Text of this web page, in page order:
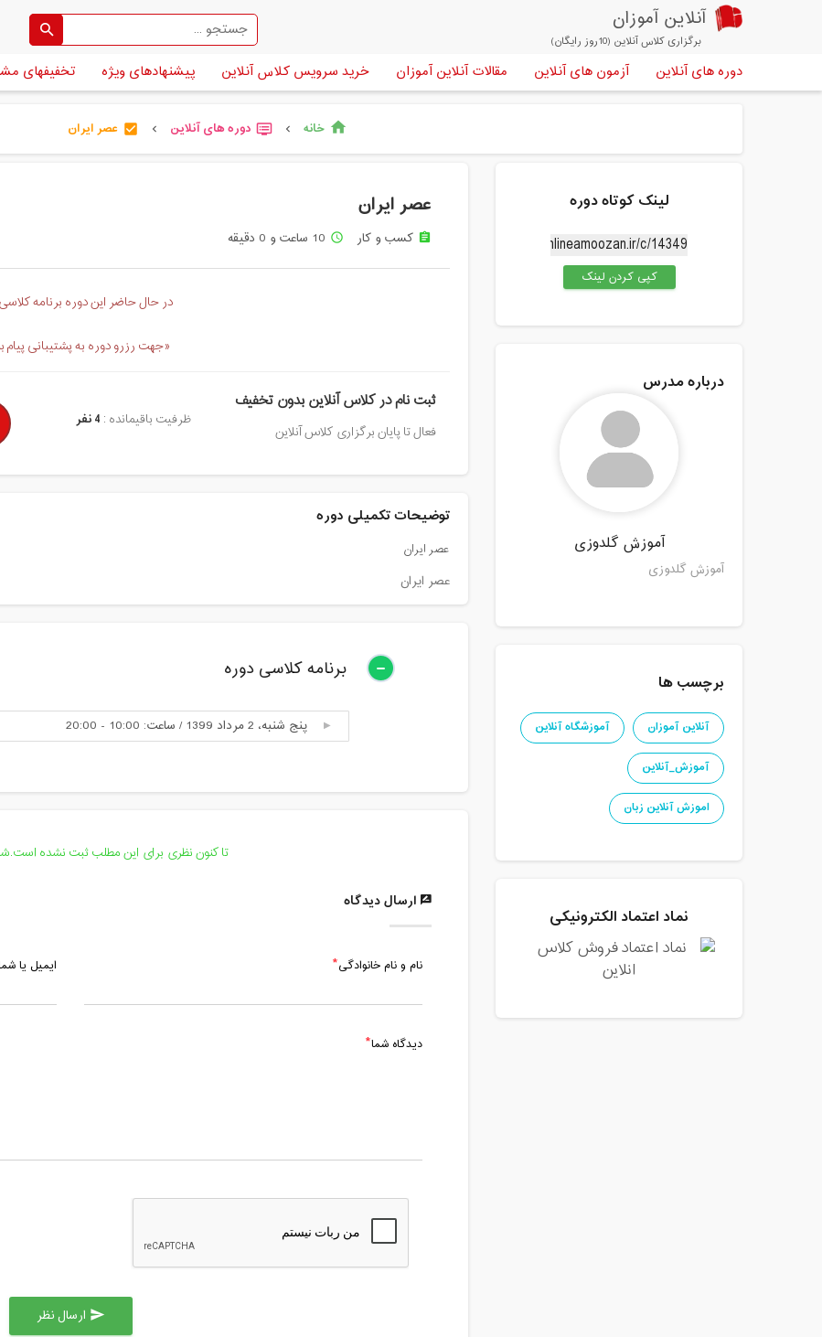
آنلاین آموزان
برگزاری کلاس آنلاین (10روز رایگان)
دوره های آنلاین آزمون های آنلاین مقالات آنلاین آموزان خرید سرویس کلاس آنلاین پیشنهادهای ویژه تخفیفهای
home خانه chevron_left
dvr دوره های آنلاین chevron_left
check_box عصر ایران
عصر ایران
assignment کسب و کار access_time 10 ساعت و 0 دقیقه
در حال حاضر این دوره برنامه
«جهت رزرو دوره به پشتیبانی پیام
ثبت نام در کلاس آنلاین بدون تخفیف
فعال تا پایان برگزاری کلاس آنلاین
ظرفیت باقیمانده : 4 نفر
توضیحات تکمیلی دوره
عصر ایران
عصر ایران
برنامه کلاسی دوره
پنج شنبه، 2 مرداد 1399 / ساعت: 10:00 - 20:00
تا کنون نظری برای این مطلب ثبت نشده
ارسال دیدگاه
نام و نام خانوادگی ایمیل یا
دیدگاه شما
send
لینک کوتاه دوره
کپی کردن لینک
درباره مدرس
آموزش گلدوزی
آموزش گلدوزی
برچسب ها
آنلاین آموزان
آموزشگاه آنلاین
آموزش_آنلاین
اموزش آنلاین زبان
نماد اعتماد الکترونیکی